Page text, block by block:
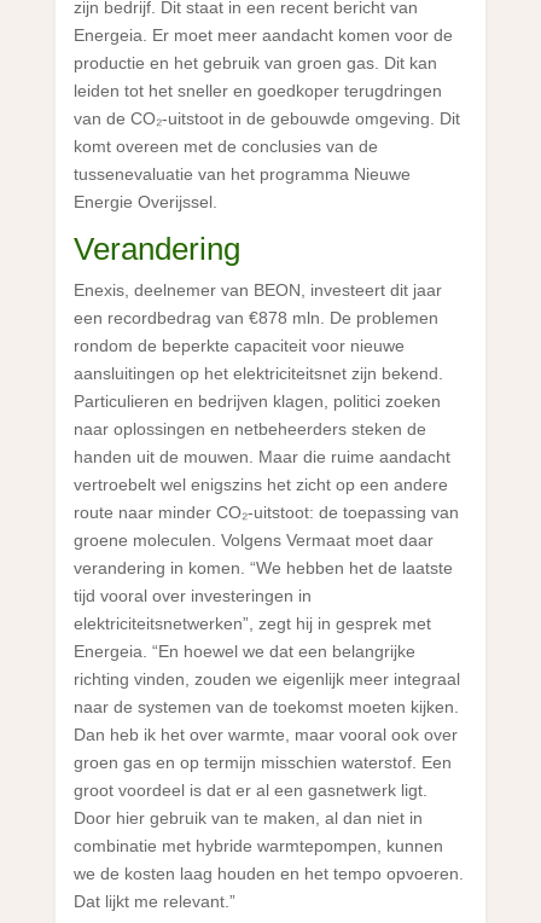
zijn bedrijf. Dit staat in een recent bericht van
Energeia. Er moet meer aandacht komen voor de
productie en het gebruik van groen gas. Dit kan
leiden tot het sneller en goedkoper terugdringen
van de CO₂-uitstoot in de gebouwde omgeving. Dit
komt overeen met de conclusies van de
tussenevaluatie van het programma Nieuwe
Energie Overijssel.
Verandering
Enexis, deelnemer van BEON, investeert dit jaar
een recordbedrag van €878 mln. De problemen
rondom de beperkte capaciteit voor nieuwe
aansluitingen op het elektriciteitsnet zijn bekend.
Particulieren en bedrijven klagen, politici zoeken
naar oplossingen en netbeheerders steken de
handen uit de mouwen. Maar die ruime aandacht
vertroebelt wel enigszins het zicht op een andere
route naar minder CO₂-uitstoot: de toepassing van
groene moleculen. Volgens Vermaat moet daar
verandering in komen. “We hebben het de laatste
tijd vooral over investeringen in
elektriciteitsnetwerken”, zegt hij in gesprek met
Energeia. “En hoewel we dat een belangrijke
richting vinden, zouden we eigenlijk meer integraal
naar de systemen van de toekomst moeten kijken.
Dan heb ik het over warmte, maar vooral ook over
groen gas en op termijn misschien waterstof. Een
groot voordeel is dat er al een gasnetwerk ligt.
Door hier gebruik van te maken, al dan niet in
combinatie met hybride warmtepompen, kunnen
we de kosten laag houden en het tempo opvoeren.
Dat lijkt me relevant.”